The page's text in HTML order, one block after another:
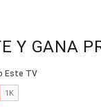
Y GANA